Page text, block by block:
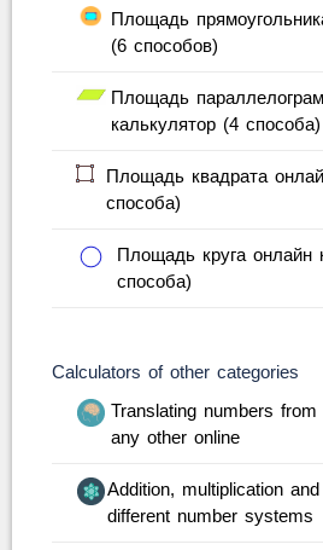
Площадь
(6 способов)
Площадь
калькулятор (4 способа)
Площадь квадрата
способа)
Площадь круга онлайн
способа)
Calculators of other categories
Translating numbers
any other online
Addition, multiplication
different number systems